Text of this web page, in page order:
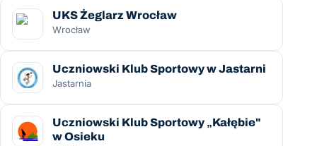
UKS Żeglarz Wrocław
Wrocław
Uczniowski Klub Sportowy w Jastarni
Jastarnia
Uczniowski Klub Sportowy „Kałębie"
w Osieku